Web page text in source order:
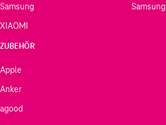
Samsung
XIAOMI
Samsung
ZUBEHÖR
Apple
Anker
agood